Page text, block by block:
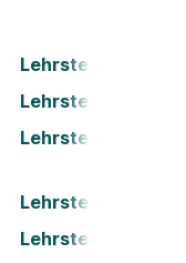
Lehrstellen
Lehrstellen Graz
Lehrstellen
Lehrstellen Linz
Lehrstellen Steyr